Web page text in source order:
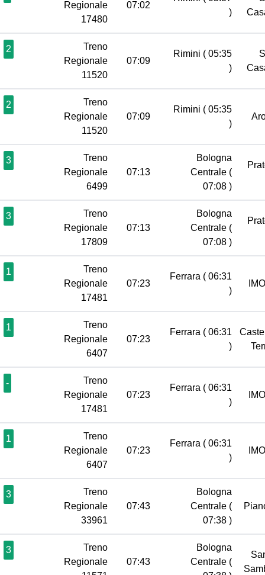
Regionale
17480
07:02
)
2
Treno
Regionale
11520
07:09
Rimini ( 05:35
)
2
Treno
Regionale
11520
07:09
Rimini ( 05:35
)
3
Treno
Regionale
6499
07:13
Bologna
Centrale (
07:08 )
3
Treno
Regionale
17809
07:13
Bologna
Centrale (
07:08 )
1
Treno
Regionale
17481
07:23
Ferrara ( 06:31
)
1
Treno
Regionale
6407
07:23
Ferrara ( 06:31
)
-
Treno
Regionale
17481
07:23
Ferrara ( 06:31
)
1
Treno
Regionale
6407
07:23
Ferrara ( 06:31
)
3
Treno
Regionale
33961
07:43
Bologna
Centrale (
07:38 )
3
Treno
Regionale
07:43
Bologna
Centrale (